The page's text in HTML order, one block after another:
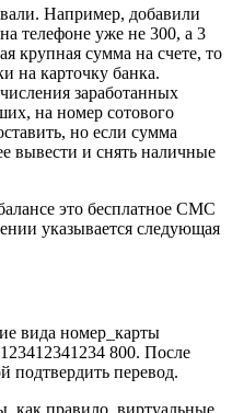
Например, добавили
телефоне уже не 300, а 3
крупная сумма на счете, то
на карточку банка.
заработанных
на номер сотового
но если сумма
вывести и снять наличные
это бесплатное СМС
указывается следующая
вида номер_карты
800. После
подтвердить перевод.